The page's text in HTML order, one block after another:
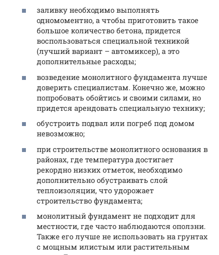
заливку необходимо выполнять
одномоментно, а чтобы приготовить такое
большое количество бетона, придется
воспользоваться специальной техникой
(лучший вариант – автомиксер), а это
дополнительные расходы;
возведение монолитного фундамента лучше
доверить специалистам. Конечно же, можно
попробовать обойтись и своими силами, но
придется арендовать специальную технику;
обустроить подвал или погреб под домом
невозможно;
при строительстве монолитного основания в
районах, где температура достигает
рекордно низких отметок, необходимо
дополнительно обустраивать слой
теплоизоляции, что удорожает
строительство фундамента;
монолитный фундамент не подходит для
местности, где часто наблюдаются оползни.
Также его лучше не использовать на грунтах
с мощным илистым или растительным